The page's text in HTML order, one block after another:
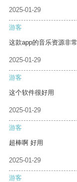
2025-01-29
游客
这款app的音乐资源非
2025-01-29
游客
这个软件很好用
2025-01-29
游客
超棒啊 好用
2025-01-29
游客